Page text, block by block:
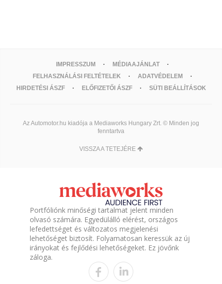
IMPRESSZUM
MÉDIAAJÁNLAT
FELHASZNÁLÁSI FELTÉTELEK
ADATVÉDELEM
HIRDETÉSI ÁSZF
ELŐFIZETŐI ÁSZF SÜTI BEÁLLÍTÁSOK
Az Automotor.hu kiadója a Mediaworks Hungary Zrt. © Minden jog
fenntartva
VISSZA A TETEJÉRE
Portfóliónk minőségi tartalmat jelent minden
olvasó számára. Egyedülálló elérést, országos
lefedettséget és változatos megjelenési
lehetőséget biztosít. Folyamatosan keressük az új
irányokat és fejlődési lehetőségeket. Ez jövőnk
záloga.